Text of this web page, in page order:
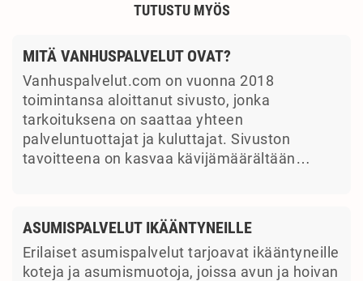
TUTUSTU MYÖS
MITÄ VANHUSPALVELUT OVAT?
Vanhuspalvelut.com on vuonna 2018
toimintansa aloittanut sivusto, jonka
tarkoituksena on saattaa yhteen
palveluntuottajat ja kuluttajat. Sivuston
tavoitteena on kasvaa kävijämäärältään…
ASUMISPALVELUT IKÄÄNTYNEILLE
Erilaiset asumispalvelut tarjoavat ikääntyneille
koteja ja asumismuotoja, joissa avun ja hoivan